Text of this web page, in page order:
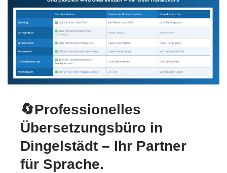
🔄Professionelles
Übersetzungsbüro in
Dingelstädt – Ihr Partner
für Sprache.